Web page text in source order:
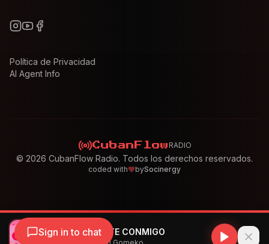
Las 2K - TENERTE CONMIGO
Sign in to chat
Política de Privacidad
AI Agent Info
CubanFlow RADIO
© 2026 CubanFlow Radio. Todos los derechos reservados.
coded with bySocinergy